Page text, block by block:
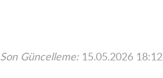
Son Güncelleme: 15.05.2026 18:12